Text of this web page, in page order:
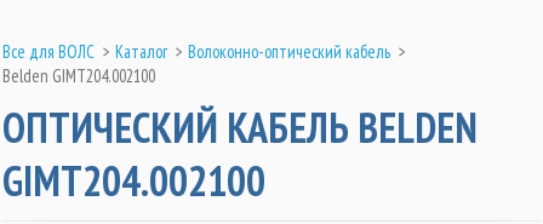
Все для ВОЛС > Каталог > Волоконно-оптический кабель >
Belden GIMT204.002100
ОПТИЧЕСКИЙ КАБЕЛЬ BELDEN
GIMT204.002100